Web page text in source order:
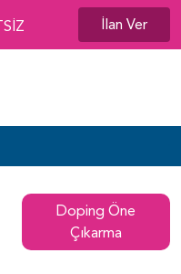
İlan Ver
Doping Öne
Çıkarma